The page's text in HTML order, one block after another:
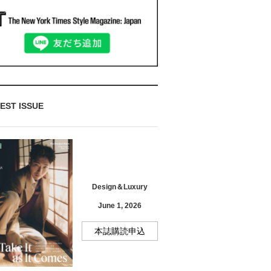
ISSUE
Design＆Luxury
June 1, 2026
本誌購読申込